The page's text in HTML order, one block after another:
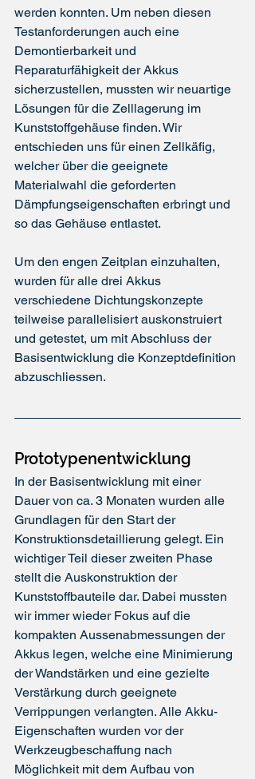
werden konnten. Um neben diesen
Testanforderungen auch eine
Demontierbarkeit und
Reparaturfähigkeit der Akkus
sicherzustellen, mussten wir neuartige
Lösungen für die Zelllagerung im
Kunststoffgehäuse finden. Wir
entschieden uns für einen Zellkäfig,
welcher über die geeignete
Materialwahl die geforderten
Dämpfungseigenschaften erbringt und
so das Gehäuse entlastet.
Um den engen Zeitplan einzuhalten,
wurden für alle drei Akkus
verschiedene Dichtungskonzepte
teilweise parallelisiert auskonstruiert
und getestet, um mit Abschluss der
Basisentwicklung die Konzeptdefinition
abzuschliessen.
Prototypenentwicklung
In der Basisentwicklung mit einer
Dauer von ca. 3 Monaten wurden alle
Grundlagen für den Start der
Konstruktionsdetaillierung gelegt. Ein
wichtiger Teil dieser zweiten Phase
stellt die Auskonstruktion der
Kunststoffbauteile dar. Dabei mussten
wir immer wieder Fokus auf die
kompakten Aussenabmessungen der
Akkus legen, welche eine Minimierung
der Wandstärken und eine gezielte
Verstärkung durch geeignete
Verrippungen verlangten. Alle Akku-
Eigenschaften wurden vor der
Werkzeugbeschaffung nach
Möglichkeit mit dem Aufbau von